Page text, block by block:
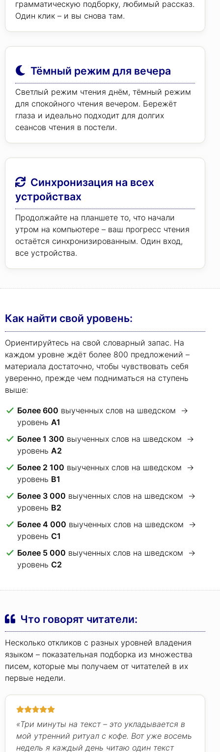
грамматическую подборку, любимый рассказ.
Один клик – и вы снова там.
Тёмный режим для вечера
Светлый режим чтения днём, тёмный режим
для спокойного чтения вечером. Бережёт
глаза и идеально подходит для долгих
сеансов чтения в постели.
Синхронизация на всех
устройствах
Продолжайте на планшете то, что начали
утром на компьютере – ваш прогресс чтения
остаётся синхронизированным. Один вход,
все устройства.
Как найти свой уровень:
Ориентируйтесь на свой словарный запас. На
каждом уровне ждёт более 800 предложений –
материала достаточно, чтобы чувствовать себя
уверенно, прежде чем подниматься на ступень
выше:
Более 600 выученных слов на шведском →
уровень A1
Более 1 300 выученных слов на шведском →
уровень A2
Более 2 100 выученных слов на шведском →
уровень B1
Более 3 000 выученных слов на шведском →
уровень B2
Более 4 000 выученных слов на шведском →
уровень C1
Более 5 000 выученных слов на шведском →
уровень C2
Что говорят читатели:
Несколько откликов с разных уровней владения
языком – показательная подборка из множества
писем, которые мы получаем от читателей в их
первые недели.
«Три минуты на текст – это укладывается в
мой утренний ритуал с кофе. Вот уже восемь
недель я каждый день читаю один текст